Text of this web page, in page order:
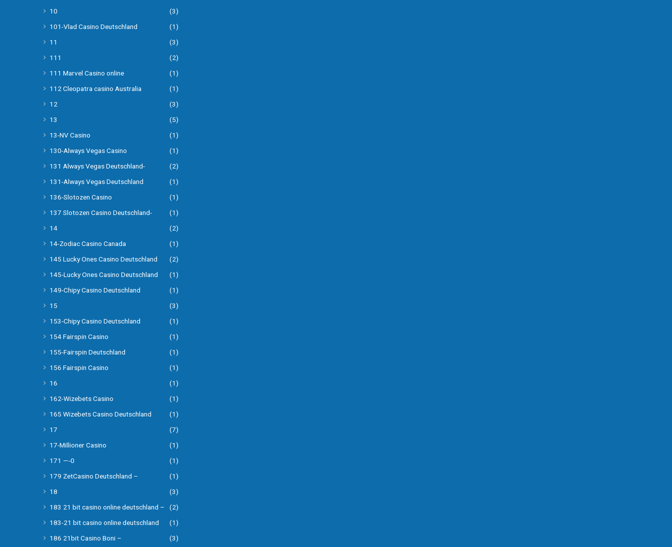
10
(3)
101-Vlad Casino Deutschland
(1)
11
(3)
111
(2)
111 Marvel Casino online
(1)
112 Cleopatra casino Australia
(1)
12
(3)
13
(5)
13-NV Casino
(1)
130-Always Vegas Casino
(1)
131 Always Vegas Deutschland-
(2)
131-Always Vegas Deutschland
(1)
136-Slotozen Casino
(1)
137 Slotozen Casino Deutschland-
(1)
14
(2)
14-Zodiac Casino Canada
(1)
145 Lucky Ones Casino Deutschland
(2)
145-Lucky Ones Casino Deutschland
(1)
149-Chipy Casino Deutschland
(1)
15
(3)
153-Chipy Casino Deutschland
(1)
154 Fairspin Casino
(1)
155-Fairspin Deutschland
(1)
156 Fairspin Casino
(1)
16
(1)
162-Wizebets Casino
(1)
165 Wizebets Casino Deutschland
(1)
17
(7)
17-Millioner Casino
(1)
171 —-0
(1)
179 ZetCasino Deutschland –
(1)
18
(3)
183 21 bit casino online deutschland –
(2)
183-21 bit casino online deutschland
(1)
186 21bit Casino Boni –
(3)